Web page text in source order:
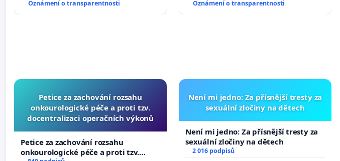
Oznámení o transparentnosti
Oznámení o transparentnosti
Petice za zachování rozsahu
onkourologické péče a proti tzv.
docentralizaci operačních výkonů
Petice za zachování rozsahu
onkourologické péče a proti tzv.
Není mi jedno: Za přísnější tresty za
sexuální zločiny na dětech
Není mi jedno: Za přísnější tresty za
sexuální zločiny na dětech
2 016 podpisů